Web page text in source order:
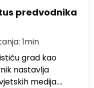
predvodnika
1min
grad kao
nastavlja
medija.…